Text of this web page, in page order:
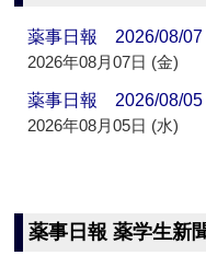
薬事日報 2026/08/07
2026年08月07日 (金)
薬事日報 2026/08/05
2026年08月05日 (水)
薬事日報 薬学生新